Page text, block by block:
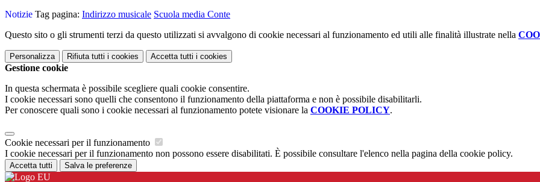
Notizie Tag pagina: Indirizzo musicale Scuola media Conte
Questo sito o gli strumenti terzi da questo utilizzati si avvalgono di cookie necessari al funzionamento ed utili alle finalità illustrate nella
Personalizza Rifiuta tutti i cookies Accetta tutti i cookies
Gestione cookie
In questa schermata è possibile scegliere quali cookie consentire.
I cookie necessari sono quelli che consentono il funzionamento della piattaforma e non è possibile disabilitarli.
Per conoscere quali sono i cookie necessari al funzionamento potete visionare la COOKIE POLICY.
Cookie necessari per il funzionamento
I cookie necessari per il funzionamento non possono essere disabilitati. È possibile consultare l'elenco nella pagina della cookie policy.
Accetta tutti Salva le preferenze